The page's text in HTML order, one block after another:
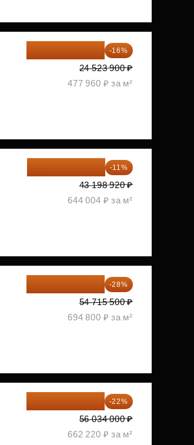
-16%
24 523 900 ₽
477 960 ₽ за м²
-11%
43 198 920 ₽
644 004 ₽ за м²
-28%
54 715 500 ₽
694 800 ₽ за м²
-22%
56 034 000 ₽
662 220 ₽ за м²